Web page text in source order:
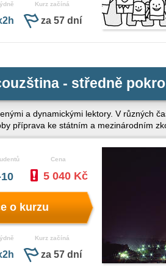
Kurz začíná
za 57 dní
- středně
a dynamickými lektory. V různých
příprava ke státním a mezinárodním
Cena
5 040 Kč
o kurzu
Kurz začíná
za 57 dní